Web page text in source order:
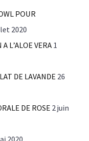
POUR
2020
L’ALOE VERA 1
DE LAVANDE 26
DE ROSE 2 juin